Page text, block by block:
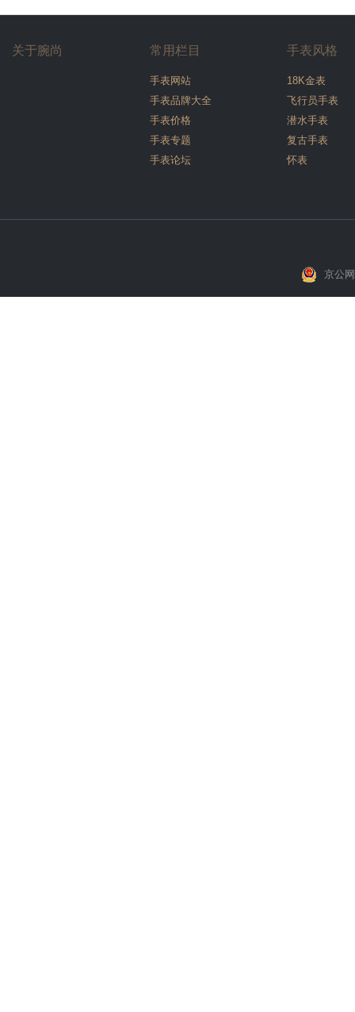
关于腕尚 常用栏目
手表网站
手表品牌大全
手表价格
手表专题
手表论坛
手表风格
18K金表
飞行员手表
潜水手表
复古手表
怀表
京公